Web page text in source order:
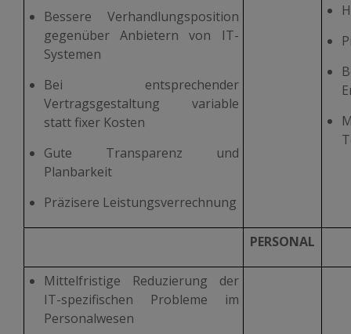
Bessere Verhandlungsposition
gegenüber Anbietern von IT-
Systemen
Bei entsprechender
Vertragsgestaltung variable
statt fixer Kosten
Gute Transparenz und
Planbarkeit
Präzisere Leistungsverrechnung
PERSONAL
Mittelfristige Reduzierung der
IT-spezifischen Probleme im
Personalwesen